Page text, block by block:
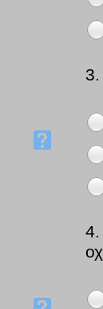
3.
4.